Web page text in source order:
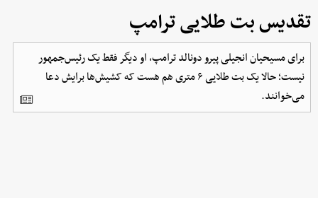
تقدیس بت طلایی ترامپ
برای مسیحیان انجیلی پیرو دونالد ترامپ، او دیگر فقط یک رئیس‌جمهور
نیست؛ حالا یک بت طلایی ۶ متری هم هست که کشیش‌ها برایش دعا
می‌خوانند.